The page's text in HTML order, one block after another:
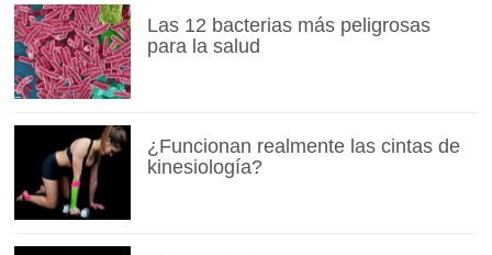
Las 12 bacterias más peligrosas
para la salud
¿Funcionan realmente las cintas de
kinesiología?